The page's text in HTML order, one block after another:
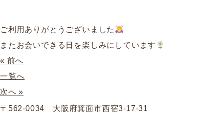
ご利用ありがとうございました
またお会いできる日を楽しみにしています
« 前へ
一覧へ
次へ »
〒562-0034 大阪府箕面市西宿3-17-31